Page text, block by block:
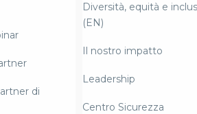
di
Diversità, equità e
(EN)
Il nostro impatto
Leadership
Centro Sicurezza